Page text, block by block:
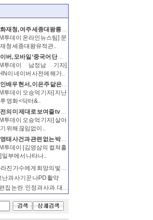
문화재청, 여주 세종대왕릉 진달래 동산 4월 특별 개방
투데이 온라인뉴스팀] 문
청 세종대왕유적관..
네이버, 모바일 ‘중국어 단어장’ 출시
투데이 남정남 기자]
이 네이버 사전에 해가..
신인배우 현서, 이은주 닮은꼴?
투데이 오승억 기자] 지난
영화 <닥터&..
반전의 미 제대로 보여줄 tvN ‘더 지니어스’ 출격
투데이 오승억 기자] 살아
위해 끊임없이 ..
고영태 사건과 관련 없는 박해진은 건드리지 말라
투데이 | 김영삼의 컬쳐홀
일부에서 나타나..
슈가맨, 조용히 사라진 가수에게 희망의 빛이 되는 예능
난과 사기꾼 나PD 활약
골때녀 흐름조작 편집 논란. 인정과 사과. 대중도 받아들여야